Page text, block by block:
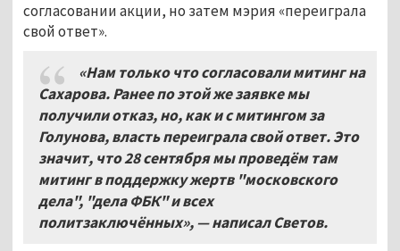
согласовании акции, но затем мэрия «переиграла
свой ответ».
«Нам только что согласовали митинг на
Сахарова. Ранее по этой же заявке мы
получили отказ, но, как и с митингом за
Голунова, власть переиграла свой ответ. Это
значит, что 28 сентября мы проведём там
митинг в поддержку жертв "московского
дела", "дела ФБК" и всех
политзаключённых», — написал Светов.